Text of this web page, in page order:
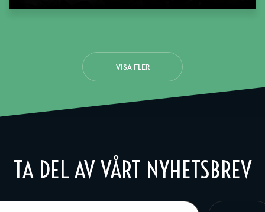
VISA FLER
TA DEL AV VÅRT NYHETSBREV